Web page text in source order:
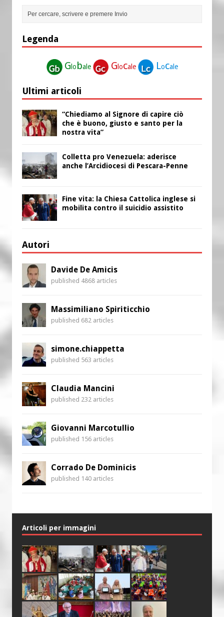
Legenda
G lobale G locale Locale
Ultimi articoli
“Chiediamo al Signore di capire ciò
che è buono, giusto e santo per la
nostra vita”
Colletta pro Venezuela: aderisce
anche l’Arcidiocesi di Pescara-Penne
Fine vita: la Chiesa Cattolica inglese si
mobilita contro il suicidio assistito
Autori
Davide De Amicis
published 4868 articles
Massimiliano Spiriticchio
published 682 articles
simone.chiappetta
published 563 articles
Claudia Mancini
published 232 articles
Giovanni Marcotullio
published 156 articles
Corrado De Dominicis
published 140 articles
Articoli per immagini